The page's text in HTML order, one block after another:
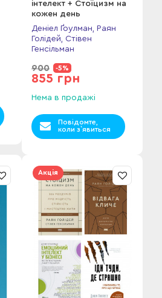
інтелект + Стоїцизм на
кожен день
Деніел Ґоулман, Раян
Голідей, Стівен
Генсільман
900 -5%
855 грн
Нема в продажі
Повідомте,
коли з`явиться
Акція